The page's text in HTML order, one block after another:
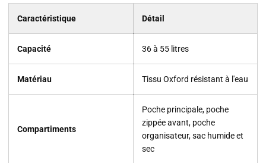
Caractéristique Détail
Capacité 36 à 55 litres
Matériau Tissu Oxford résistant à l'eau
Compartiments
Poche principale, poche
zippée avant, poche
organisateur, sac humide et
sec